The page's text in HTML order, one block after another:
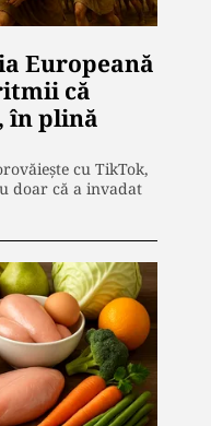
Europeană
că
în plină
cu TikTok,
doar că a invadat